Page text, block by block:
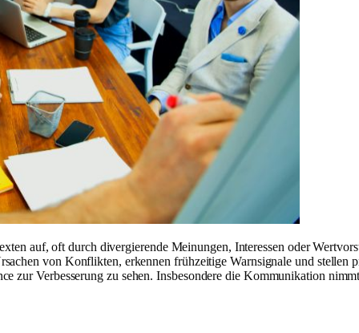
auf, oft durch divergierende Meinungen, Interessen oder
von Konflikten, erkennen frühzeitige Warnsignale und stellen
zur Verbesserung zu sehen. Insbesondere die Kommunikation